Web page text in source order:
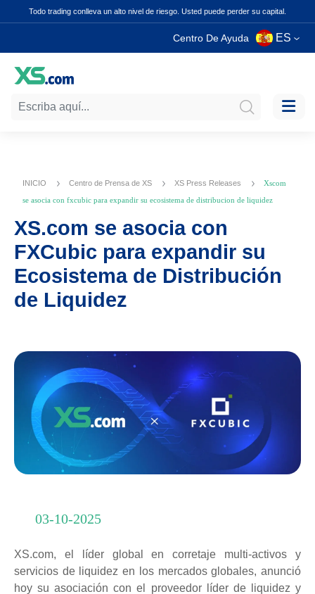
Todo trading conlleva un alto nivel de riesgo. Usted puede perder su capital.
Centro De Ayuda ES
INICIO Centro de Prensa de XS XS Press Releases
Xscom
se asocia con fxcubic para expandir su ecosistema de distribucion de liquidez
XS.com se asocia con
FXCubic para expandir su
Ecosistema de Distribución
de Liquidez
03-10-2025
XS.com, el líder global en corretaje multi-activos y
servicios de liquidez en los mercados globales, anunció
hoy su asociación con el proveedor líder de liquidez y